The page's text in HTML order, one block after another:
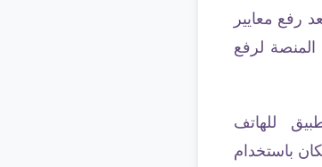
رفع معايير
لرفع
للهاتف
باستخدام